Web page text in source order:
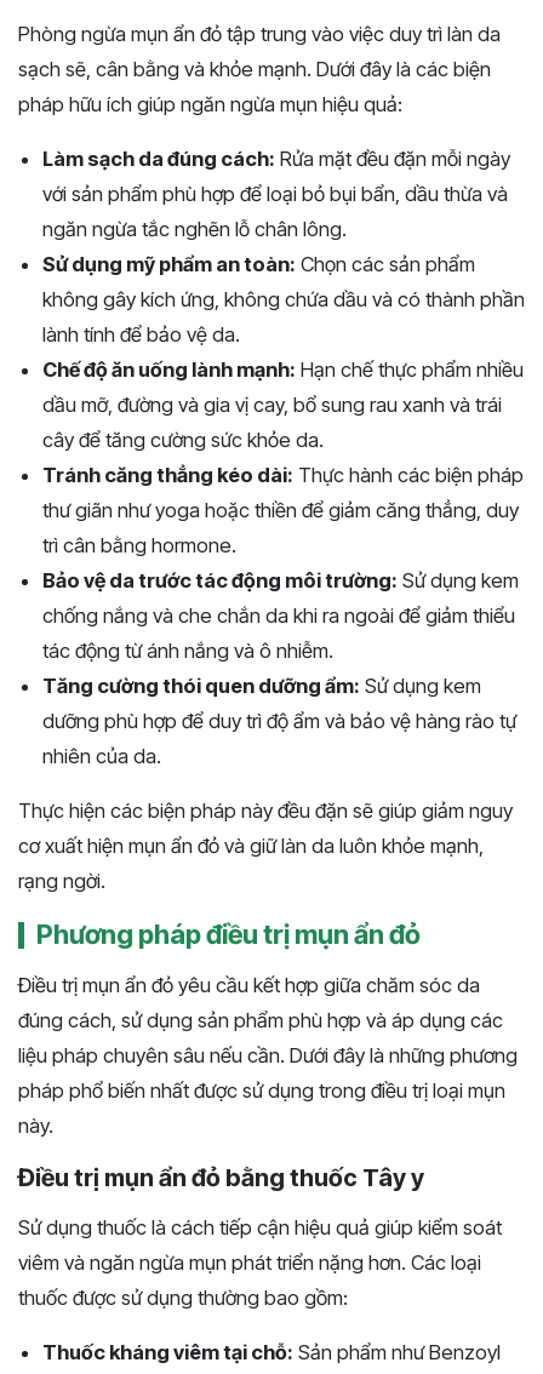
Phòng ngừa mụn ẩn đỏ tập trung vào việc duy trì làn da
sạch sẽ, cân bằng và khỏe mạnh. Dưới đây là các biện
pháp hữu ích giúp ngăn ngừa mụn hiệu quả:
Làm sạch da đúng cách: Rửa mặt đều đặn mỗi ngày
với sản phẩm phù hợp để loại bỏ bụi bẩn, dầu thừa và
ngăn ngừa tắc nghẽn lỗ chân lông.
Sử dụng mỹ phẩm an toàn: Chọn các sản phẩm
không gây kích ứng, không chứa dầu và có thành phần
lành tính để bảo vệ da.
Chế độ ăn uống lành mạnh: Hạn chế thực phẩm nhiều
dầu mỡ, đường và gia vị cay, bổ sung rau xanh và trái
cây để tăng cường sức khỏe da.
Tránh căng thẳng kéo dài: Thực hành các biện pháp
thư giãn như yoga hoặc thiền để giảm căng thẳng, duy
trì cân bằng hormone.
Bảo vệ da trước tác động môi trường: Sử dụng kem
chống nắng và che chắn da khi ra ngoài để giảm thiểu
tác động từ ánh nắng và ô nhiễm.
Tăng cường thói quen dưỡng ẩm: Sử dụng kem
dưỡng phù hợp để duy trì độ ẩm và bảo vệ hàng rào tự
nhiên của da.
Thực hiện các biện pháp này đều đặn sẽ giúp giảm nguy
cơ xuất hiện mụn ẩn đỏ và giữ làn da luôn khỏe mạnh,
rạng ngời.
Phương pháp điều trị mụn ẩn đỏ
Điều trị mụn ẩn đỏ yêu cầu kết hợp giữa chăm sóc da
đúng cách, sử dụng sản phẩm phù hợp và áp dụng các
liệu pháp chuyên sâu nếu cần. Dưới đây là những phương
pháp phổ biến nhất được sử dụng trong điều trị loại mụn
này.
Điều trị mụn ẩn đỏ bằng thuốc Tây y
Sử dụng thuốc là cách tiếp cận hiệu quả giúp kiểm soát
viêm và ngăn ngừa mụn phát triển nặng hơn. Các loại
thuốc được sử dụng thường bao gồm:
Thuốc kháng viêm tại chỗ: Sản phẩm như Benzoyl